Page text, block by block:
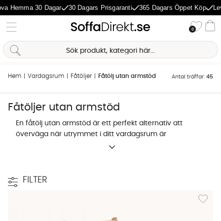
Hemma 30 Dagar 30 Dagars Prisgaranti 365 Dagars Öppet Köp
0
Hem Vardagsrum Fåtöljer Fåtölj utan armstöd Antal träffar: 45
Fåtöljer utan armstöd
En fåtölj utan armstöd är ett perfekt alternativ att
överväga när utrymmet i ditt vardagsrum är
begränsat. Den saknar de svepande armstöden som
vardagsrummet. Ofta blir det den mer eftersökta
platsen att sitta på i rummet av såväl äldre som
Vilka köper en fåtölj utan armstöd
FILTER
Lägg
AI-assistent